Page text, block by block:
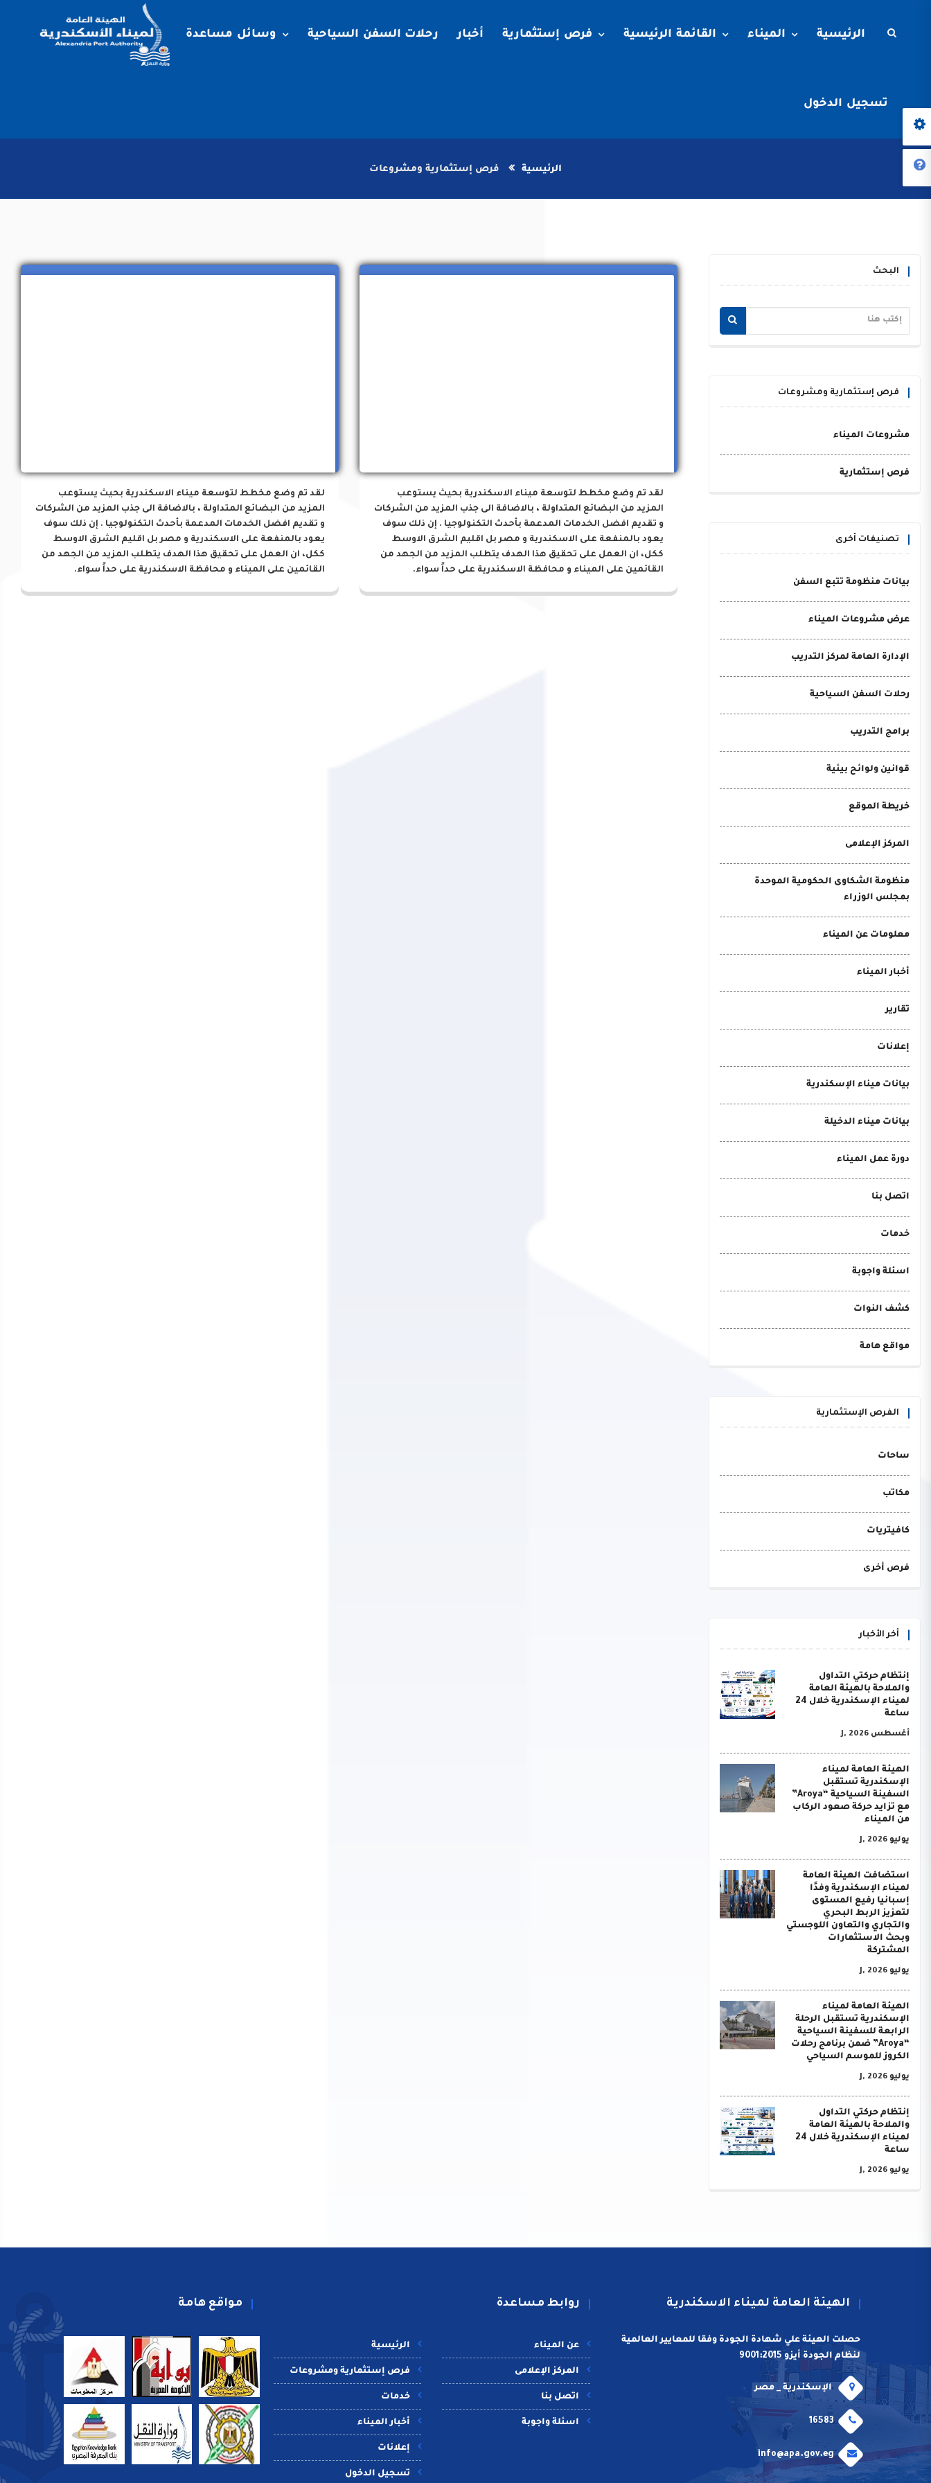
الرئيسية الميناء القائمة الرئيسية فرص إستثمارية أخبار رحلات السفن السياحية وسائل مساعدة
تسجيل الدخول
الرئيسية فرص إستثمارية ومشروعات
البحث
فرص إستثمارية ومشروعات
مشروعات الميناء
فرص إستثمارية
تصنيفات أخرى
بيانات منظومة تتبع السفن
عرض مشروعات الميناء
الإدارة العامة لمركز التدريب
رحلات السفن السياحية
برامج التدريب
قوانين ولوائح بيئية
خريطة الموقع
المركز الإعلامى
منظومة الشكاوى الحكومية الموحدة
بمجلس الوزراء
معلومات عن الميناء
أخبار الميناء
تقارير
إعلانات
بيانات ميناء الإسكندرية
بيانات ميناء الدخيلة
دورة عمل الميناء
اتصل بنا
خدمات
اسئلة واجوبة
كشف النوات
مواقع هامة
الفرص الإستثمارية
ساحات
مكاتب
كافيتريات
فرص أخرى
أخر الأخبار
إنتظام حركتي التداول
والملاحة بالهيئة العامة
لميناء الإسكندرية خلال 24
ساعة
أغسطس J, 2026
الهيئة العامة لميناء
الإسكندرية تستقبل
السفينة السياحية “Aroya”
مع تزايد حركة صعود الركاب
من الميناء
يوليو J, 2026
استضافت الهيئة العامة
لميناء الإسكندرية وفدًا
إسبانيا رفيع المستوى
لتعزيز الربط البحري
والتجاري والتعاون اللوجستي
وبحث الاستثمارات
المشتركة
يوليو J, 2026
الهيئة العامة لميناء
الإسكندرية تستقبل الرحلة
الرابعة للسفينة السياحية
“Aroya” ضمن برنامج رحلات
الكروز للموسم السياحي
يوليو J, 2026
إنتظام حركتي التداول
والملاحة بالهيئة العامة
لميناء الإسكندرية خلال 24
ساعة
يوليو J, 2026
لقد تم وضع مخطط لتوسعة ميناء الاسكندرية بحيث يستوعب
المزيد من البضائع المتداولة ، بالاضافة الى جذب المزيد من الشركات
و تقديم افضل الخدمات المدعمة بأحدث التكنولوجيا . إن ذلك سوف
يعود بالمنفعة على الاسكندرية و مصر بل اقليم الشرق الاوسط
ككل، ان العمل على تحقيق هذا الهدف يتطلب المزيد من الجهد من
القائمين على الميناء و محافظة الاسكندرية على حداً سواء.
لقد تم وضع مخطط لتوسعة ميناء الاسكندرية بحيث يستوعب
المزيد من البضائع المتداولة ، بالاضافة الى جذب المزيد من الشركات
و تقديم افضل الخدمات المدعمة بأحدث التكنولوجيا . إن ذلك سوف
يعود بالمنفعة على الاسكندرية و مصر بل اقليم الشرق الاوسط
ككل، ان العمل على تحقيق هذا الهدف يتطلب المزيد من الجهد من
القائمين على الميناء و محافظة الاسكندرية على حداً سواء.
الهيئة العامة لميناء الاسكندرية
حصلت الهيئة علي شهادة الجودة وفقا للمعايير العالمية
لنظام الجودة أيزو 9001:2015
الإسكندرية _ مصر
16583
info@apa.gov.eg
روابط مساعدة
الرئيسية
فرص إستثمارية ومشروعات
خدمات
أخبار الميناء
إعلانات
تسجيل الدخول
عن الميناء
المركز الإعلامى
اتصل بنا
اسئلة واجوبة
مواقع هامة